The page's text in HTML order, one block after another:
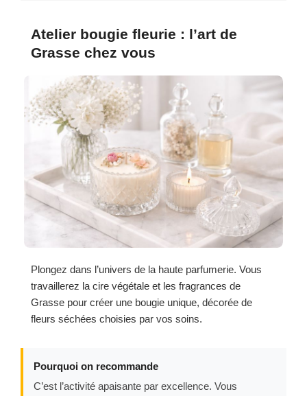
Atelier bougie fleurie : l’art de
Grasse chez vous
Plongez dans l’univers de la haute parfumerie. Vous
travaillerez la cire végétale et les fragrances de
Grasse pour créer une bougie unique, décorée de
fleurs séchées choisies par vos soins.
Pourquoi on recommande
C’est l’activité apaisante par excellence. Vous